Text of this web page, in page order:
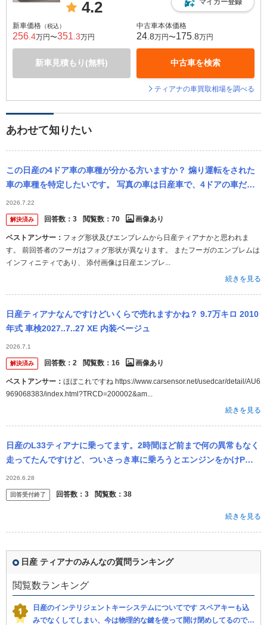
4.2
新車価格 （税込）
256 .4万円〜351 .3万円
新車見積もり(無料)
中古車本体価格
24 .8万円〜175 .8万円
中古車を検索
ティアナの車買取相場を調べる
あわせて知りたい
この日産の4ドア車の車種が分かる方いますか？ 煽り運転をされた
車の車種を特定したいです。 写真の車は日産車で、4ドアの車だと
思います。 車に詳しい方、この車が何という車種か分かりますでし
ょ...
2026.7.22
解決済み 回答数： 3 閲覧数： 70 画像あり
ベストアンサー： フォグ形状及びエンブレムから日産ティアナかと思われま
す。 前回答者のフーガはフォグ形状が異なります。 またフーガのエンブレムは
インフィニティであり、 添付画像は日産エンブレ...
続きを見る
日産ティアナなんですけどいくらで売れますかね？ 9.7万キロ 2010
年式 車検2027..7..27 XE 内装ベージュ
2026.7.1
解決済み 回答数： 2 閲覧数： 16 画像あり
ベストアンサー： ほぼこれですね https://www.carsensor.net/usedcar/detail/AU6
969068383/index.html?TRCD=200002&am...
続きを見る
日産のL33ティアナに乗ってます。2時間ほど前まで何の異常もなく
走ってたんですけど、ついさっき車に乗ろうとエンジンをかけPか
らDに入れたらPから動かなく車が走りません。 シフトレバーは動
くのに表...
2026.6.28
回答受付終了 回答数： 3 閲覧数： 38
続きを見る
日産 ティアナのみんなの質問ランキング
閲覧数ランキング
日産のインテリジェントキーシステムについてです スペアキーも込
みでなくしてしまい、今は物理的な鍵を使って開け閉めしてるのです